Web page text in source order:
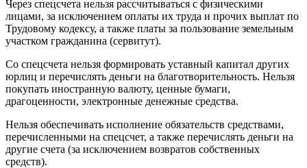
Через спецсчета нельзя рассчитываться с физическими
лицами, за исключением оплаты их труда и прочих выплат по
Трудовому кодексу, а также платы за пользование земельным
участком гражданина (сервитут).
Со спецсчета нельзя формировать уставный капитал других
юрлиц и перечислять деньги на благотворительность. Нельзя
покупать иностранную валюту, ценные бумаги,
драгоценности, электронные денежные средства.
Нельзя обеспечивать исполнение обязательств средствами,
перечисленными на спецсчет, а также перечислять деньги на
другие счета (за исключением возвратов собственных
средств).